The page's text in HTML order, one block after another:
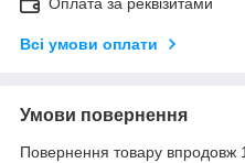
Оплата за реквізитами
Всі умови оплати
Умови повернення
Повернення товару впродовж